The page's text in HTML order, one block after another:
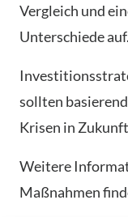
Vergleich und
Unterschiede auf.
sollten
Krisen in
Weitere
Maßnahmen